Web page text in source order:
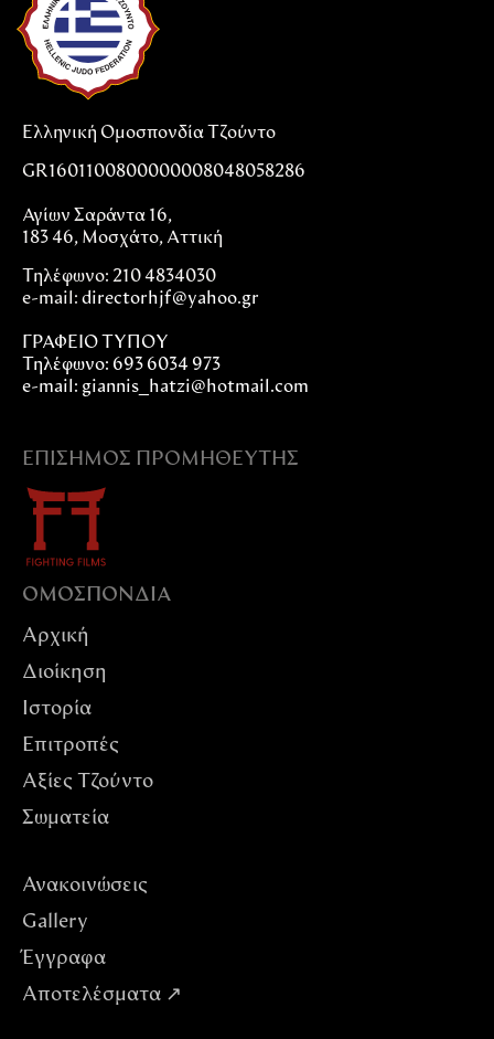
Ελληνική Ομοσπονδία Τζούντο
GR1601100800000008048058286
Αγίων Σαράντα 16,
183 46, Μοσχάτο, Αττική
Τηλέφωνο: 210 4834030
e-mail: directorhjf@yahoo.gr
ΓΡΑΦΕΙΟ ΤΥΠΟΥ
Τηλέφωνο: 693 6034 973
e-mail: giannis_hatzi@hotmail.com
ΕΠΊΣΗΜΟΣ ΠΡΟΜΗΘΕΥΤΉΣ
ΟΜΟΣΠΟΝΔIΑ
Αρχική
Διοίκηση
Ιστορία
Επιτροπές
Αξίες Tζούντο
Σωματεία
Ανακοινώσεις
Gallery
Έγγραφα
Αποτελέσματα ↗